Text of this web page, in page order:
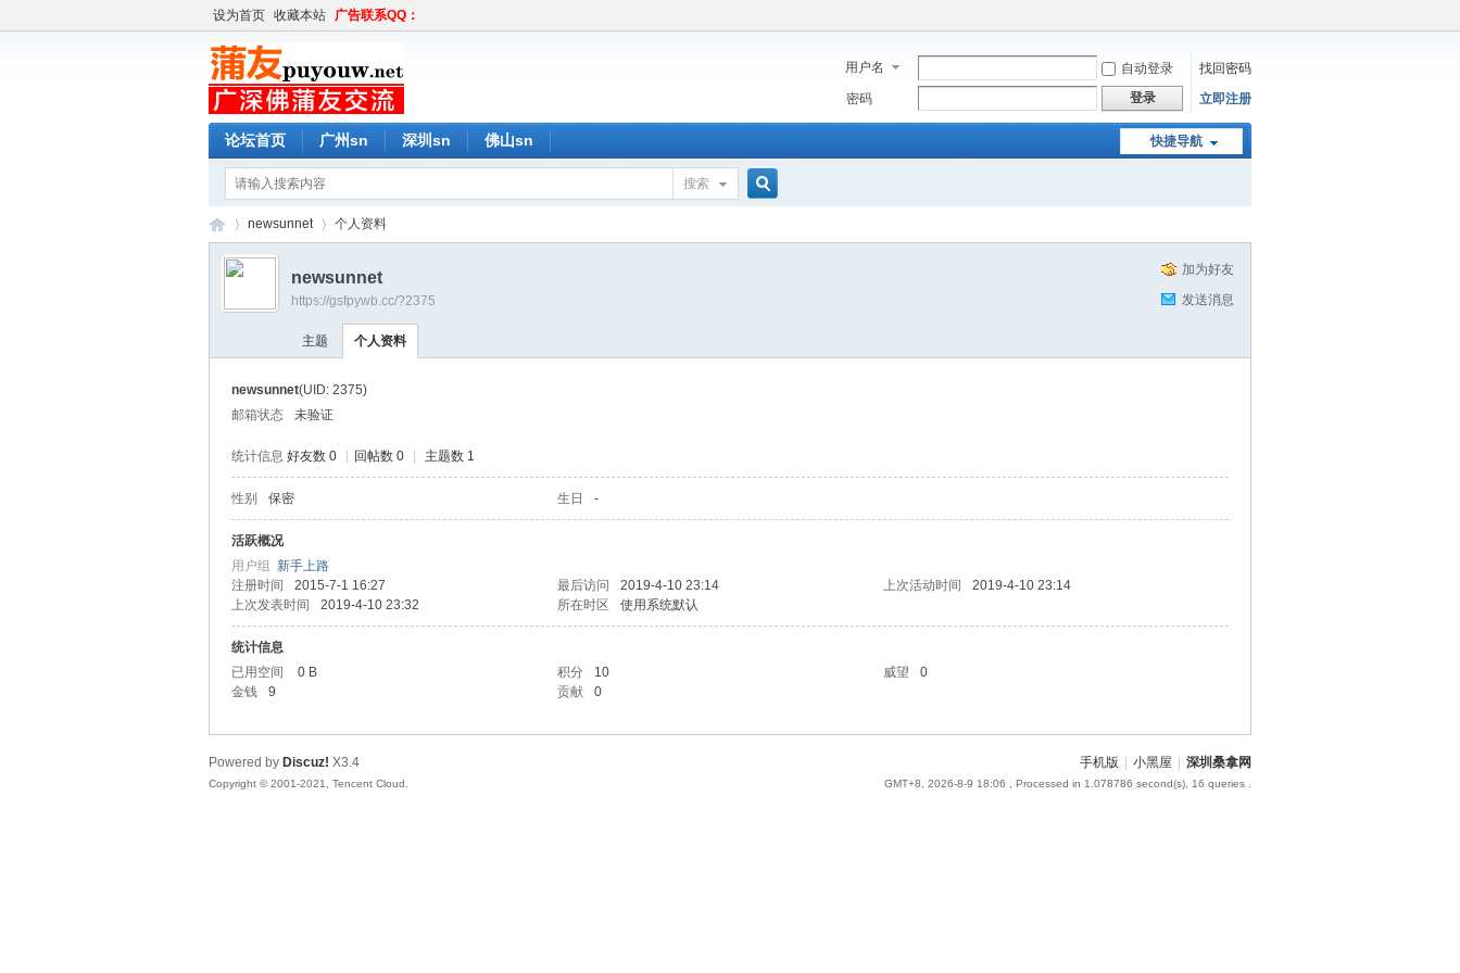
设为首页 收藏本站 广告联系QQ：
用户名 自动登录
找回密码
密码
登录 立即注册
快捷导航
论坛首页 广州sn 深圳sn 佛山sn
搜索
›
newsunnet 个人资料
加为好友
发送消息
newsunnet
https://gsfpywb.cc/?2375
主题 个人资料
newsunnet(UID: 2375)
邮箱状态
未验证
统计信息 好友数 0 回帖数 0 主题数 1
性别 保密 生日 -
活跃概况
用户组 新手上路
注册时间
2015-7-1 16:27 最后访问 2019-4-10 23:14 上次活动时间
2019-4-10 23:14
上次发表时间
2019-4-10 23:32 所在时区 使用系统默认
统计信息
已用空间
0 B 积分 10 威望
0
金钱
9 贡献 0
手机版 小黑屋 深圳桑拿网
GMT+8, 2026-8-9 18:06 , Processed in 1.078786 second(s), 16 queries .
Powered by Discuz! X3.4
Copyright © 2001-2021, Tencent Cloud.